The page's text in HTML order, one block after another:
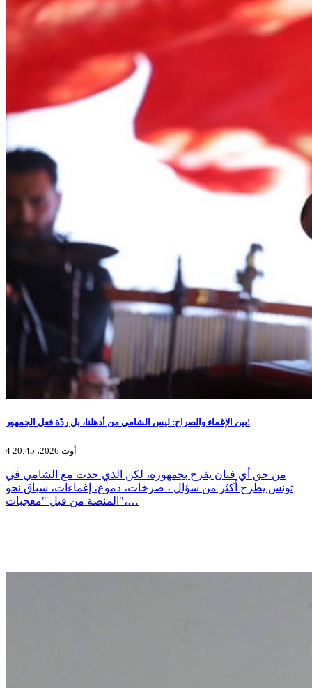
بين الإغماء والصراخ: ليس الشامي من أذهلنا، بل ردّة فعل الجمهور!
4 أوت 2026، 20:45
من حق أي فنان يفرح بجمهوره، لكن الذي حدث مع الشامي في
تونس يطرح أكثر من سؤال ، صرخات، دموع، إغماءات، سباق نحو
المنصة من قبل "معجبات"،…